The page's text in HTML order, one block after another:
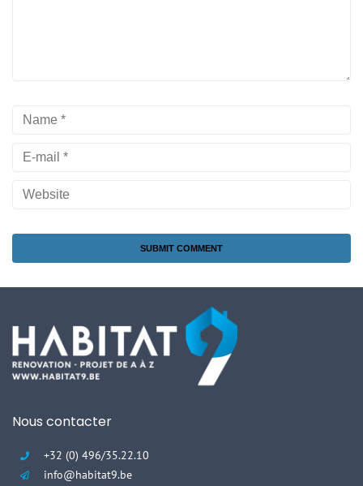
Nous contacter
+32 (0) 496/35.22.10
info@habitat9.be